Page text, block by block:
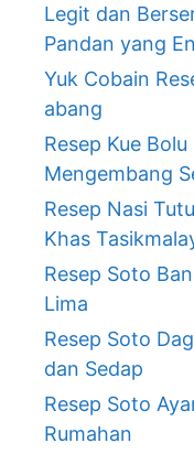
Legit dan
Pandan yang
Yuk Cobain
abang
Resep Kue
Mengembang
Resep Nasi
Khas
Resep Soto
Lima
Resep Soto
dan Sedap
Resep Soto
Rumahan